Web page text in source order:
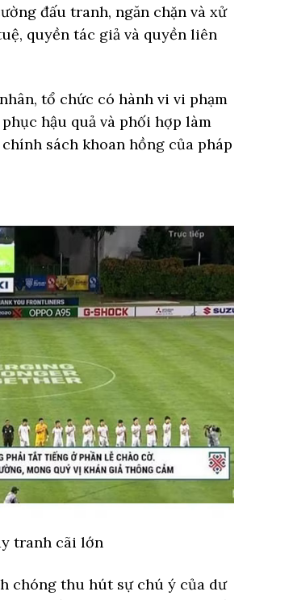
đấu tranh, ngăn chặn và xử
quyền tác giả và quyền liên
tổ chức có hành vi vi phạm
hậu quả và phối hợp làm
sách khoan hồng của pháp
tranh cãi lớn
chóng thu hút sự chú ý của dư